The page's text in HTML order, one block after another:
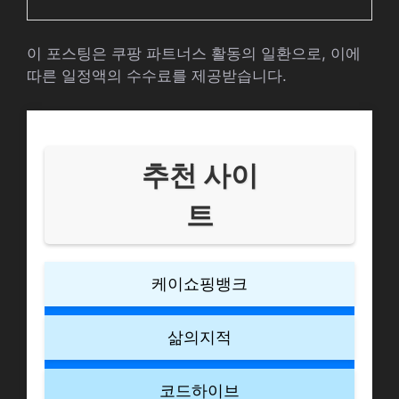
이 포스팅은 쿠팡 파트너스 활동의 일환으로, 이에
따른 일정액의 수수료를 제공받습니다.
추천 사이
트
케이쇼핑뱅크
삶의지적
코드하이브